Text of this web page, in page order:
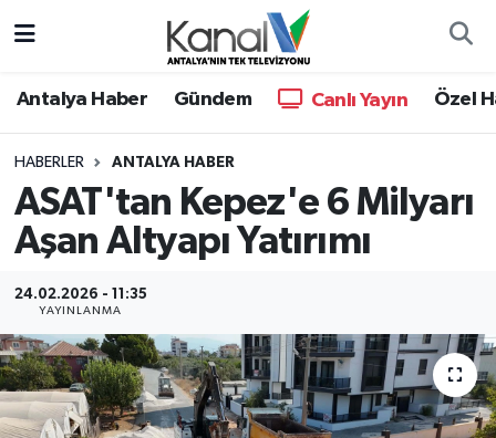
Antalya Haber Gündem Canlı Yayın Özel
HABERLER ANTALYA HABER
ASAT'tan Kepez'e 6 Milyarı
Aşan Altyapı Yatırımı
24.02.2026 - 11:35
YAYINLANMA
Antalya Haber
Dünya
Eğitim
Ekonomi
Gündem
Günün Manşetleri
Hava Durumu
Trafik Durumu
Süper Lig Puan Durumu ve Fikstür
Tüm Manşetler
Son Dakika Haberleri
Haber Arşivi